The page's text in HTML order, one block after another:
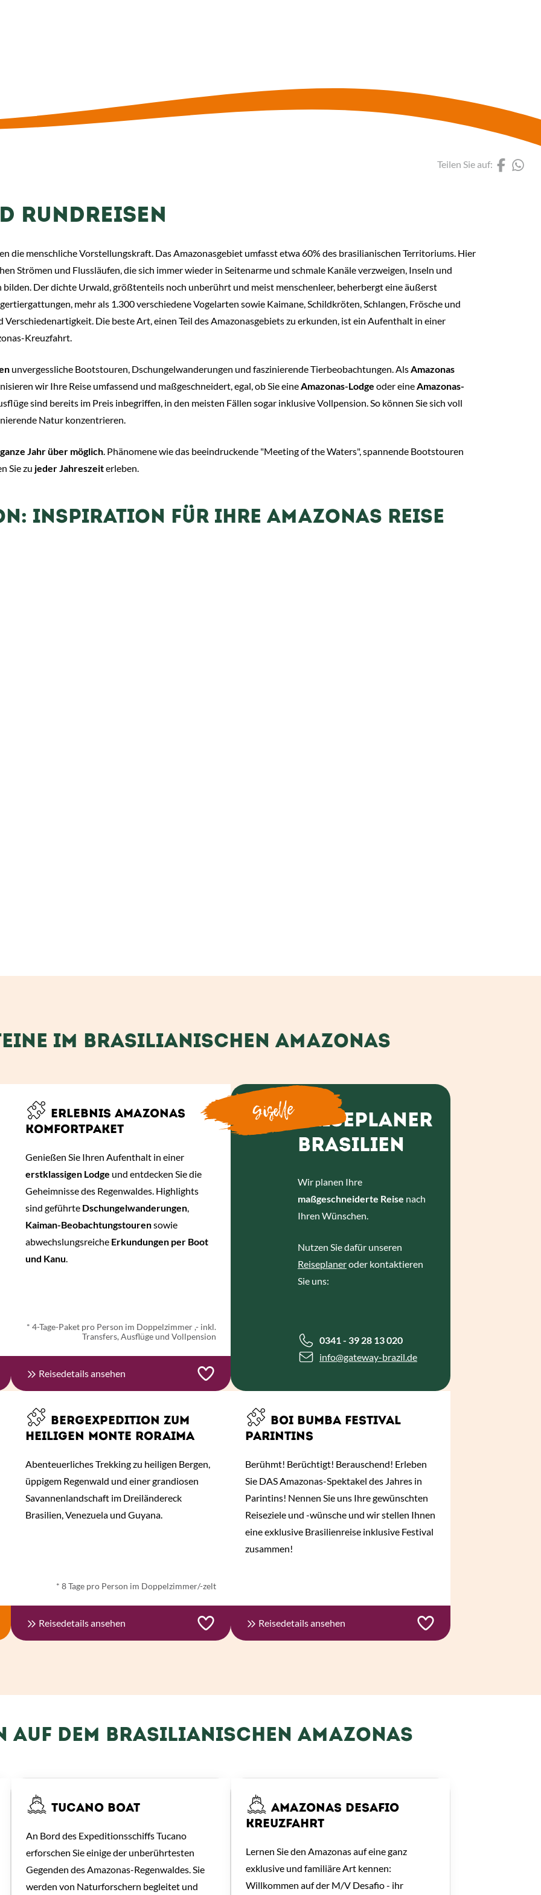
Teilen Sie auf:
RUNDREISEN
die menschliche Vorstellungskraft. Das Amazonasgebiet umfasst etwa 60% des brasilianischen Territoriums. Hier
Strömen und Flussläufen, die sich immer wieder in Seitenarme und schmale Kanäle verzweigen, Inseln und
Der dichte Urwald, größtenteils noch unberührt und meist menschenleer, beherbergt eine äußerst
mehr als 1.300 verschiedene Vogelarten sowie Kaimane, Schildkröten, Schlangen, Frösche und
Die beste Art, einen Teil des Amazonasgebiets zu erkunden, ist ein Aufenthalt in einer
Kreuzfahrt.
unvergessliche Bootstouren, Dschungelwanderungen und faszinierende Tierbeobachtungen. AlsAmazonas
wir Ihre Reise umfassend und maßgeschneidert, egal, ob Sie eineAmazonas-Lodge oder eineAmazonas-
sind bereits im Preis inbegriffen, in den meisten Fällen sogar inklusive Vollpension. So können Sie sich voll
Natur konzentrieren.
ganze Jahr über möglich. Phänomene wie das beeindruckende "Meeting of the Waters", spannende Bootstouren
Sie zu jeder Jahreszeiterleben.
INSPIRATION FÜR IHRE AMAZONAS REISE
IM BRASILIANISCHEN AMAZONAS
ERLEBNIS AMAZONAS
KOMFORTPAKET
Genießen Sie Ihren Aufenthalt in einer
erstklassigen Lodge und entdecken Sie die
Geheimnisse des Regenwaldes. Highlights
sind geführte Dschungelwanderungen,
Kaiman-Beobachtungstourensowie
abwechslungsreiche Erkundungen per Boot
und Kanu.
* 4-Tage-Paket pro Person im Doppelzimmer ,- inkl.
Transfers, Ausflüge und Vollpension
Reisedetails ansehen
Giselle
REISEPLANER
BRASILIEN
Wir planen Ihre
maßgeschneiderte Reise nach
Ihren Wünschen.
Nutzen Sie dafür unseren
Reiseplaneroder kontaktieren
Sie uns:
0341 - 39 28 13 020
info@gateway-brazil.de
BERGEXPEDITION ZUM
HEILIGEN MONTE RORAIMA
Abenteuerliches Trekking zu heiligen Bergen,
üppigem Regenwald und einer grandiosen
Savannenlandschaft im Dreiländereck
Brasilien, Venezuela und Guyana.
* 8 Tage pro Person im Doppelzimmer/-zelt
Reisedetails ansehen
BOI BUMBA FESTIVAL
PARINTINS
Berühmt! Berüchtigt! Berauschend! Erleben
Sie DAS Amazonas-Spektakel des Jahres in
Parintins! Nennen Sie uns Ihre gewünschten
Reiseziele und -wünsche und wir stellen Ihnen
eine exklusive Brasilienreise inklusive Festival
zusammen!
Reisedetails ansehen
AUF DEM BRASILIANISCHEN AMAZONAS
TUCANO BOAT
An Bord des Expeditionsschiffs Tucano
erforschen Sie einige der unberührtesten
Gegenden des Amazonas-Regenwaldes. Sie
werden von Naturforschern begleitet und
AMAZONAS DESAFIO
KREUZFAHRT
Lernen Sie den Amazonas auf eine ganz
exklusive und familiäre Art kennen:
Willkommen auf der M/V Desafio - ihr